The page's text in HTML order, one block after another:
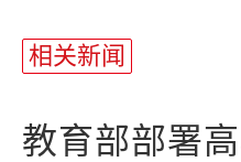
相关新闻
教育部部署